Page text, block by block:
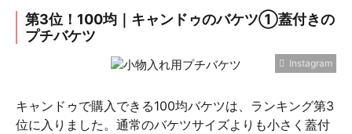
第3位！100均｜キャンドゥのバケツ①蓋付きの
プチバケツ
Instagram
キャンドゥで購入できる100均バケツは、ランキング第3
位に入りました。通常のバケツサイズよりも小さく蓋付